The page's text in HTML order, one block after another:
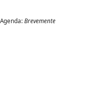
Agenda:Brevemente